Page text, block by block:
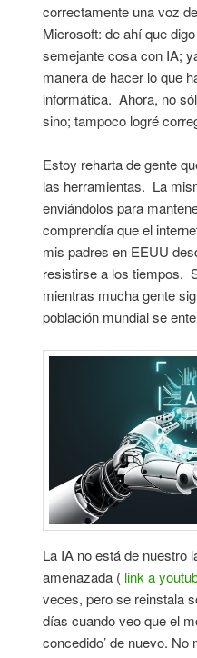
correctamente una voz
Microsoft: de ahí que
semejante cosa con IA;
manera de hacer lo que
informática. Ahora, no
sino; tampoco logré
Estoy reharta de gente
las herramientas. La
enviándolos para
comprendía que el
mis padres en EEUU
resistirse a los tiempos.
mientras mucha gente
población mundial se
La IA no está de nuestro
amenazada ( link a
veces, pero se reinstala
días cuando veo que el
concedido’ de nuevo.